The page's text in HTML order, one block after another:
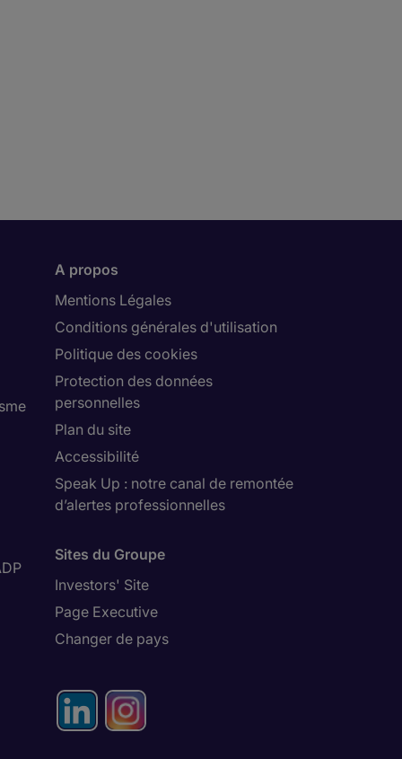
A propos
Mentions Légales
Conditions générales d'utilisation
Politique des cookies
Protection des données
personnelles
Plan du site
Accessibilité
Speak Up : notre canal de remontée
d’alertes professionnelles
Sites du Groupe
Investors' Site
Page Executive
Changer de pays